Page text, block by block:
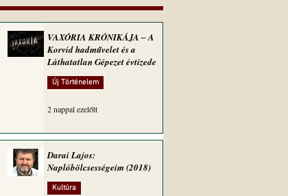
VAXÓRIA KRÓNIKÁJA ‒ A
Korvid hadművelet és a
Láthatatlan Gépezet évtizede
Új Történelem
2 nappal ezelőtt
Darai Lajos:
Naplóbölcsességeim (2018)
Kultúra